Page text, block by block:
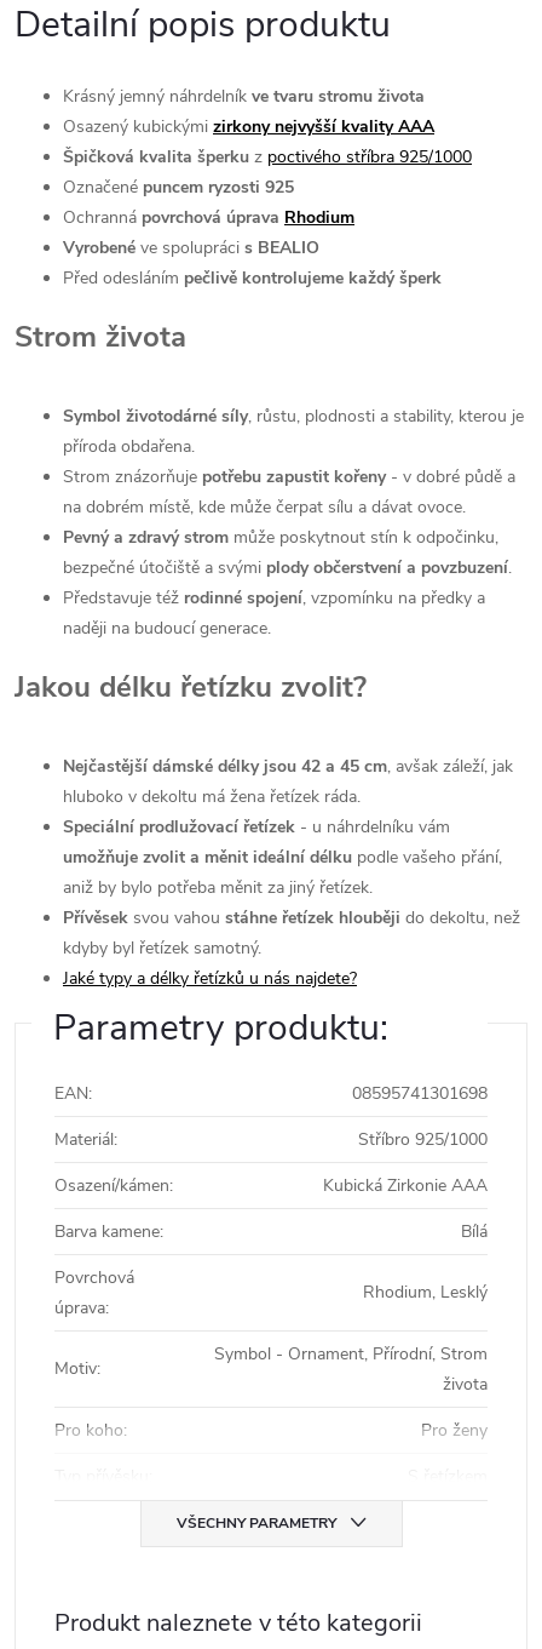
Detailní popis produktu
Krásný jemný náhrdelník ve tvaru stromu života
Osazený kubickými zirkony nejvyšší kvality AAA
Špičková kvalita šperku z poctivého stříbra 925/1000
Označené puncem ryzosti 925
Ochranná povrchová úprava Rhodium
Vyrobené ve spolupráci s BEALIO
Před odesláním pečlivě kontrolujeme každý šperk
Strom života
Symbol životodárné síly, růstu, plodnosti a stability, kterou je
příroda obdařena.
Strom znázorňuje potřebu zapustit kořeny- v dobré půdě a
na dobrém místě, kde může čerpat sílu a dávat ovoce.
Pevný a zdravý strom může poskytnout stín k odpočinku,
bezpečné útočiště a svými plody občerstvení a povzbuzení.
Představuje též rodinné spojení, vzpomínku na předky a
naději na budoucí generace.
Jakou délku řetízku zvolit?
Nejčastější dámské délky jsou 42 a 45 cm, avšak záleží, jak
hluboko v dekoltu má žena řetízek ráda.
Speciální prodlužovací řetízek - u náhrdelníku vám
umožňuje zvolit a měnit ideální délku podle vašeho přání,
aniž by bylo potřeba měnit za jiný řetízek.
Přívěsek svou vahou stáhne řetízek hlouběji do dekoltu, než
kdyby byl řetízek samotný.
Jaké typy a délky řetízků u nás najdete?
Parametry produktu:
EAN:
08595741301698
Materiál:
Stříbro 925/1000
Osazení/kámen:
Kubická Zirkonie AAA
Barva kamene:
Bílá
Povrchová
úprava:
Rhodium, Lesklý
Motiv:
Symbol - Ornament, Přírodní, Strom
života
Pro koho:
Pro ženy
VŠECHNY PARAMETRY
Produkt naleznete v této kategorii